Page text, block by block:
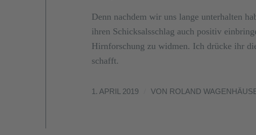
Denn nachdem wir uns lange unterhalten
ihren Schicksalsschlag auch positiv
Hirnforschung zu widmen. Ich drücke ihr
schafft.
1. APRIL 2019 VON ROLAND